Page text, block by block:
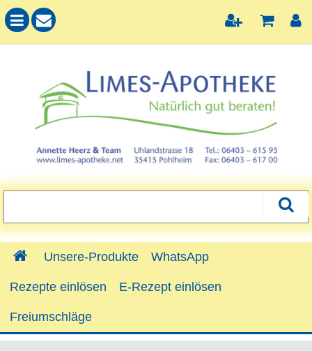
Unsere-Produkte WhatsApp
Rezepte einlösen E-Rezept einlösen
Freiumschläge